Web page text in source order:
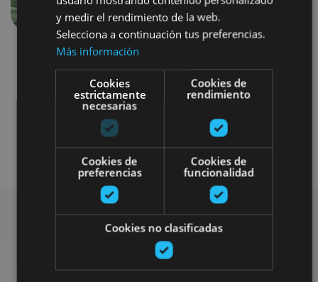
Aurrekoa
Balneario
Bilatu plan gehiago
y medir el rendimiento de la web.
Selecciona a continuación tus preferencias.
Más información
Cookies
estrictamente
necesarias
Cookies de
rendimiento
Cookies de
preferencias
Cookies de
funcionalidad
Cookies no clasificadas